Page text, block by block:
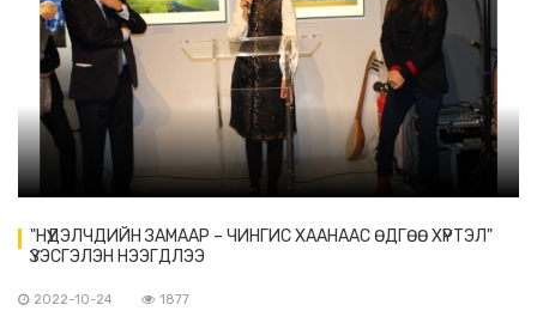
"НҮҮДЭЛЧДИЙН ЗАМААР – ЧИНГИС ХААНААС ӨДГӨӨ ХҮРТЭЛ"
ҮЗЭСГЭЛЭН НЭЭГДЛЭЭ
2022-10-24 1877